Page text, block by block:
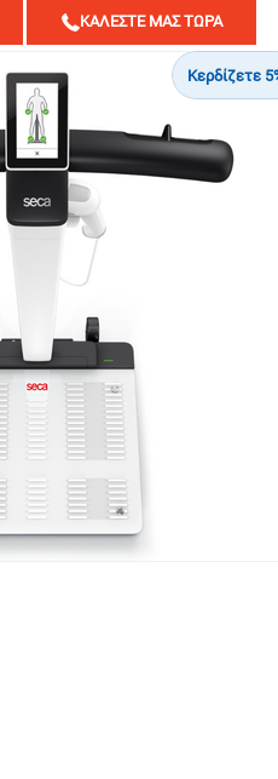
ΚΑΛΕΣΤΕ ΜΑΣ ΤΩΡΑ
Κερδίζετε